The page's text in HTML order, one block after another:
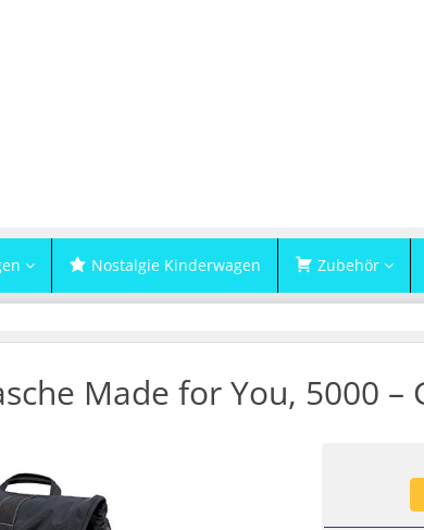
Nostalgie Kinderwagen Zubehör
Made for You, 5000 –